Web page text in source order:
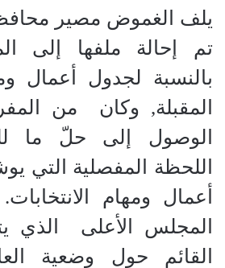
يلف الغموض مصير
تم إحالة ملفها إلى
بالنسبة لجدول أعمال
المقبلة, وكان
من
الوصول إلى حلّ ما
اللحظة المفصلية التي
أعمال ومهام
المجلس الأعلى
الذي
القائم حول وضعية